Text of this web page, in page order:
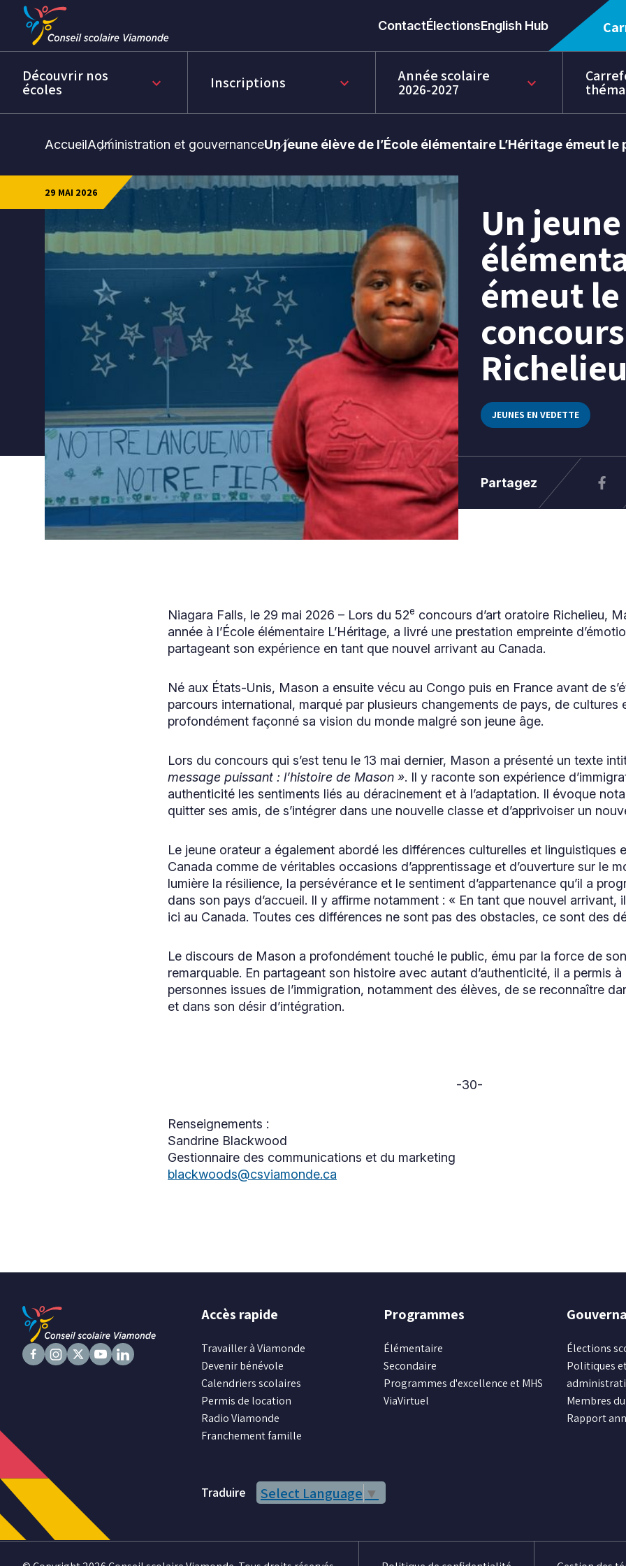
Passer
Passer
contenu
ContactÉlectionsEnglish Hub
Découvrir nos
écoles keyboard_arrow_down Inscriptions keyboard_arrow_down Année scolaire
2026-2027 keyboard_arrow_down
AccueilAdministration et gouvernanceUn jeune élève de l’École élémentaire L’Héritage émeut
29 MAI 2026
29
mai
2026
Un
émeut
Richelieu
JEUNES EN VEDETTE
Partagez
Niagara Falls, le 29 mai 2026 – Lors du 52e concours d’art oratoire Richelieu,
année à l’École élémentaire L’Héritage, a livré une prestation empreinte
partageant son expérience en tant que nouvel arrivant au Canada.
Né aux États-Unis, Mason a ensuite vécu au Congo puis en France avant de
parcours international, marqué par plusieurs changements de pays, de cultures
profondément façonné sa vision du monde malgré son jeune âge.
Lors du concours qui s’est tenu le 13 mai dernier, Mason a présenté un texte
message puissant : l’histoire de Mason ». Il y raconte son expérience
authenticité les sentiments liés au déracinement et à l’adaptation. Il évoque
quitter ses amis, de s’intégrer dans une nouvelle classe et d’apprivoiser un
Le jeune orateur a également abordé les différences culturelles et linguistiques
Canada comme de véritables occasions d’apprentissage et d’ouverture sur le
lumière la résilience, la persévérance et le sentiment d’appartenance qu’il a
dans son pays d’accueil. Il y affirme notamment : « En tant que nouvel arrivant,
ici au Canada. Toutes ces différences ne sont pas des obstacles, ce sont des
Le discours de Mason a profondément touché le public, ému par la force de
remarquable. En partageant son histoire avec autant d’authenticité, il a permis
personnes issues de l’immigration, notamment des élèves, de se reconnaître
et dans son désir d’intégration.
-30-
Renseignements :
Sandrine Blackwood
Gestionnaire des communications et du marketing
blackwoods@csviamonde.ca
Accès rapide
Travailler à Viamonde
Devenir bénévole
Calendriers scolaires
Permis de location
Radio Viamonde
Franchement famille
Programmes
Élémentaire
Secondaire
Programmes d'excellence et MHS
ViaVirtuel
Élections
Politiques
Membres
Rapport
Traduire Select Language ▼